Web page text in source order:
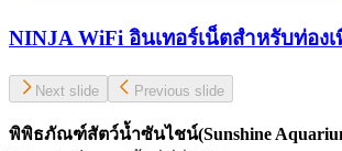
NINJA WiFi อินเทอร์เน็ตสำหรับท่อง
Next slide Previous slide
พิพิธภัณฑ์สัตว์น้ำซันไชน์(Sunshine